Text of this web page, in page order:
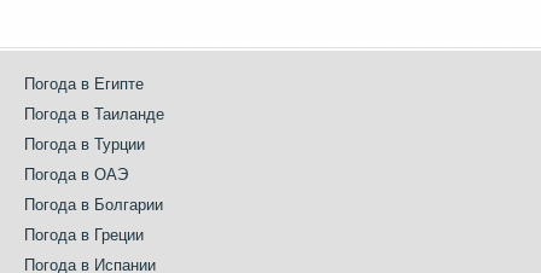
Погода в Египте
Погода в Таиланде
Погода в Турции
Погода в ОАЭ
Погода в Болгарии
Погода в Греции
Погода в Испании